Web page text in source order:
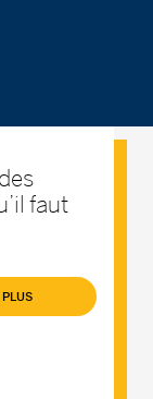
faut